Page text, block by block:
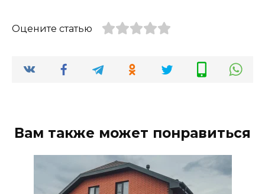
Оцените статью
Вам также может понравиться